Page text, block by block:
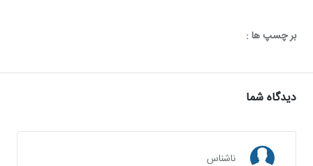
بر چسپ ها :
دیدگاه شما
ناشناس